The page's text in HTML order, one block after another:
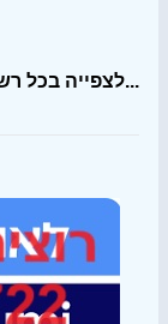
לצפייה בכל רשימת החברים שלי...